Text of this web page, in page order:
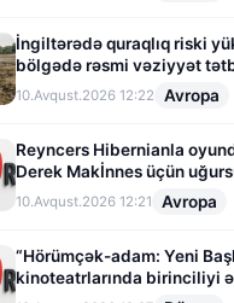
İngiltərədə quraqlıq riski
bölgədə rəsmi vəziyyət
10.Avqust.2026 12:22 Avropa
Reyncers Hibernianla
Derek Makİnnes üçün
10.Avqust.2026 12:21 Avropa
“Hörümçək-adam: Yeni
kinoteatrlarında birinciliyi